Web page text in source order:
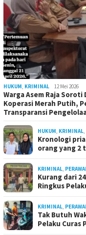
HUKUM KRIMINAL 12 Mei 2026
Warga Asem Raja
Koperasi Merah Putih,
Transparansi
HUKUM KRIMINAL
Kronologi
orang yang 2
KRIMINAL
Kurang dari
Ringkus
KRIMINAL
Tak Butuh
Pelaku Curas